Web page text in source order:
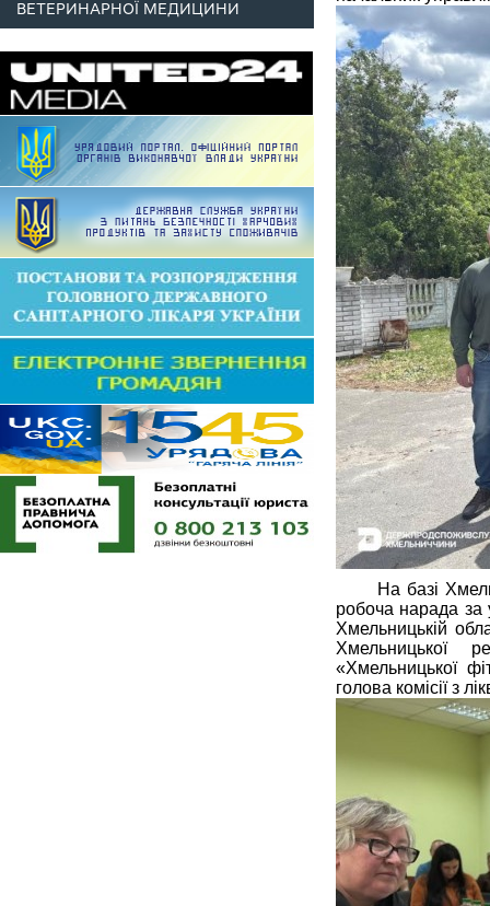
ВЕТЕРИНАРНОЇ МЕДИЦИНИ
На базі
робоча нарада за
Хмельницькій
Хмельницької
«Хмельницької
голова комісії з